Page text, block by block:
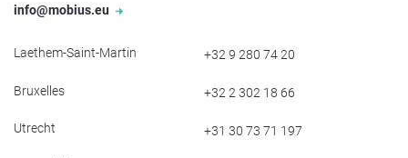
info@mobius.eu
Laethem-Saint-Martin +32 9 280 74 20
Bruxelles +32 2 302 18 66
Utrecht +31 30 73 71 197